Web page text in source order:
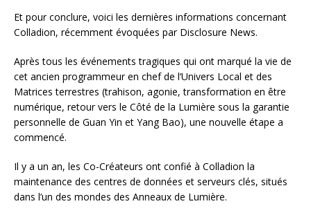
Et pour conclure, voici les dernières informations concernant
Colladion, récemment évoquées par Disclosure News.
Après tous les événements tragiques qui ont marqué la vie de
cet ancien programmeur en chef de l’Univers Local et des
Matrices terrestres (trahison, agonie, transformation en être
numérique, retour vers le Côté de la Lumière sous la garantie
personnelle de Guan Yin et Yang Bao), une nouvelle étape a
commencé.
Il y a un an, les Co-Créateurs ont confié à Colladion la
maintenance des centres de données et serveurs clés, situés
dans l’un des mondes des Anneaux de Lumière.